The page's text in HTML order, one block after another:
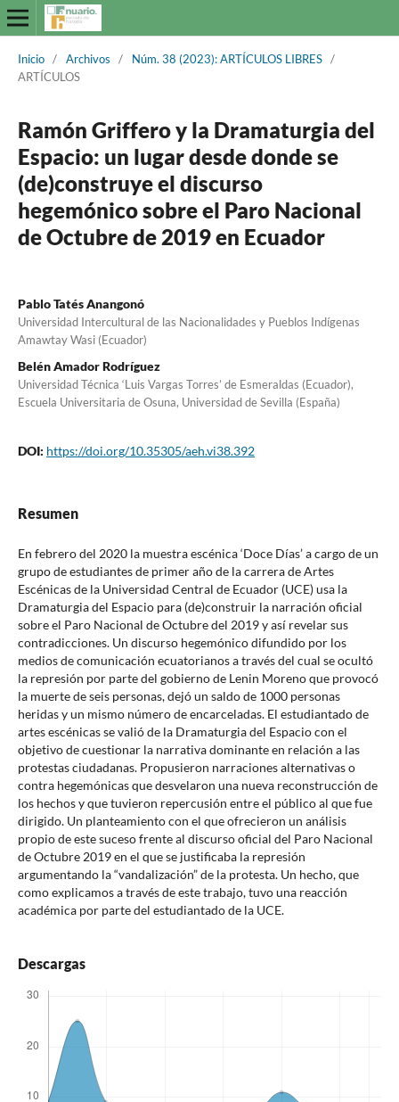
Inicio / Archivos / Núm. 38 (2023): ARTÍCULOS LIBRES /
ARTÍCULOS
Ramón Griffero y la Dramaturgia del
Espacio: un lugar desde donde se
(de)construye el discurso
hegemónico sobre el Paro Nacional
de Octubre de 2019 en Ecuador
Pablo Tatés Anangonó
Universidad Intercultural de las Nacionalidades y Pueblos Indígenas
Amawtay Wasi (Ecuador)
Belén Amador Rodríguez
Universidad Técnica ‘Luis Vargas Torres’ de Esmeraldas (Ecuador),
Escuela Universitaria de Osuna, Universidad de Sevilla (España)
DOI: https://doi.org/10.35305/aeh.vi38.392
Resumen
En febrero del 2020 la muestra escénica ‘Doce Días’ a cargo de un
grupo de estudiantes de primer año de la carrera de Artes
Escénicas de la Universidad Central de Ecuador (UCE) usa la
Dramaturgia del Espacio para (de)construir la narración oficial
sobre el Paro Nacional de Octubre del 2019 y así revelar sus
contradicciones. Un discurso hegemónico difundido por los
medios de comunicación ecuatorianos a través del cual se ocultó
la represión por parte del gobierno de Lenin Moreno que provocó
la muerte de seis personas, dejó un saldo de 1000 personas
heridas y un mismo número de encarceladas. El estudiantado de
artes escénicas se valió de la Dramaturgia del Espacio con el
objetivo de cuestionar la narrativa dominante en relación a las
protestas ciudadanas. Propusieron narraciones alternativas o
contra hegemónicas que desvelaron una nueva reconstrucción de
los hechos y que tuvieron repercusión entre el público al que fue
dirigido. Un planteamiento con el que ofrecieron un análisis
propio de este suceso frente al discurso oficial del Paro Nacional
de Octubre 2019 en el que se justificaba la represión
argumentando la “vandalización” de la protesta. Un hecho, que
como explicamos a través de este trabajo, tuvo una reacción
académica por parte del estudiantado de la UCE.
Descargas